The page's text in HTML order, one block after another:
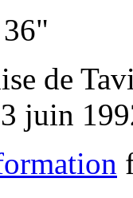
de
juin